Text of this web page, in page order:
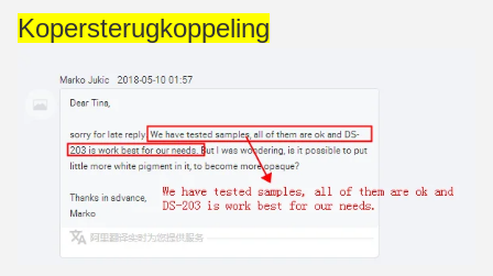
Kopersterugkoppeling